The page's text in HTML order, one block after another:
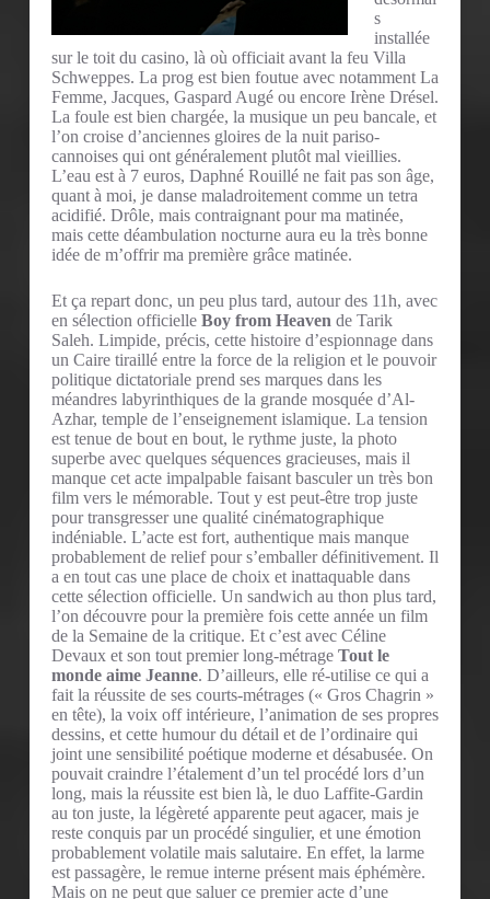
s
installée
sur le toit du casino, là où officiait avant la feu Villa
Schweppes. La prog est bien foutue avec notamment La
Femme, Jacques, Gaspard Augé ou encore Irène Drésel.
La foule est bien chargée, la musique un peu bancale, et
l’on croise d’anciennes gloires de la nuit pariso-
cannoises qui ont généralement plutôt mal vieillies.
L’eau est à 7 euros, Daphné Rouillé ne fait pas son âge,
quant à moi, je danse maladroitement comme un tetra
acidifié. Drôle, mais contraignant pour ma matinée,
mais cette déambulation nocturne aura eu la très bonne
idée de m’offrir ma première grâce matinée.
Et ça repart donc, un peu plus tard, autour des 11h, avec
en sélection officielle Boy from Heaven de Tarik
Saleh. Limpide, précis, cette histoire d’espionnage dans
un Caire tiraillé entre la force de la religion et le pouvoir
politique dictatoriale prend ses marques dans les
méandres labyrinthiques de la grande mosquée d’Al-
Azhar, temple de l’enseignement islamique. La tension
est tenue de bout en bout, le rythme juste, la photo
superbe avec quelques séquences gracieuses, mais il
manque cet acte impalpable faisant basculer un très bon
film vers le mémorable. Tout y est peut-être trop juste
pour transgresser une qualité cinématographique
indéniable. L’acte est fort, authentique mais manque
probablement de relief pour s’emballer définitivement. Il
a en tout cas une place de choix et inattaquable dans
cette sélection officielle. Un sandwich au thon plus tard,
l’on découvre pour la première fois cette année un film
de la Semaine de la critique. Et c’est avec Céline
Devaux et son tout premier long-métrage Tout le
monde aime Jeanne. D’ailleurs, elle ré-utilise ce qui a
fait la réussite de ses courts-métrages (« Gros Chagrin »
en tête), la voix off intérieure, l’animation de ses propres
dessins, et cette humour du détail et de l’ordinaire qui
joint une sensibilité poétique moderne et désabusée. On
pouvait craindre l’étalement d’un tel procédé lors d’un
long, mais la réussite est bien là, le duo Laffite-Gardin
au ton juste, la légèreté apparente peut agacer, mais je
reste conquis par un procédé singulier, et une émotion
probablement volatile mais salutaire. En effet, la larme
est passagère, le remue interne présent mais éphémère.
Mais on ne peut que saluer ce premier acte d’une